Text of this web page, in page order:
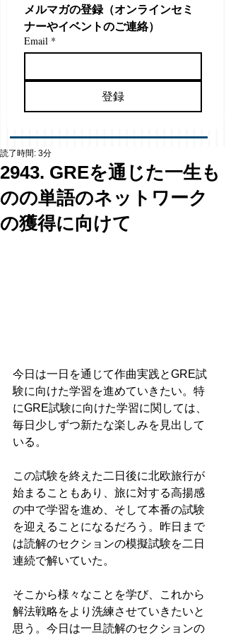
メルマガの登録（オンラインセミ
ナーやイベントのご連絡）
Email *
登録
2943. GREを通じた一生も
のの単語のネットワーク
の獲得に向けて
読了時間: 3分
今日は一日を通じて作曲実践とGRE試
験に向けた学習を進めていきたい。特
にGRE試験に向けた学習に関しては、
毎日少しずつ新たな楽しみを見出して
いる。
この試験を終えた二日後に北欧旅行が
始まることもあり、旅に対する高揚感
の中で学習を進め、そして本番の試験
を迎えることになるだろう。昨日まで
は読解のセクションの模擬試験を二日
連続で解いていた。
そこから様々なことを学び、これから
解法戦略をより洗練させていきたいと
思う。今日は一旦読解のセクションの